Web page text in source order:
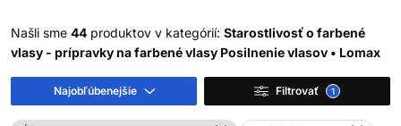
Žiadny produkt nedokáže zastaviť blednutie úplne. Farba sa
mení umývaním, pôsobením tepla, UV žiarenia, vody aj
prirodzeným odrastaním. Správne zvolená rutina však môže
obmedziť zbytočné vymývanie a udržať vlasy hladšie a
Našli sme 44 produktov v kategórií: Starostlivosť o farbené
vlasy - prípravky na farbené vlasy Posilnenie vlasov • Lomax
Najobľúbenejšie Filtrovať 1